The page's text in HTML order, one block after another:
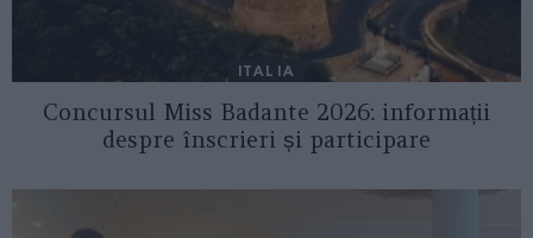
ITALIA
Concursul Miss Badante 2026: informații
despre înscrieri și participare